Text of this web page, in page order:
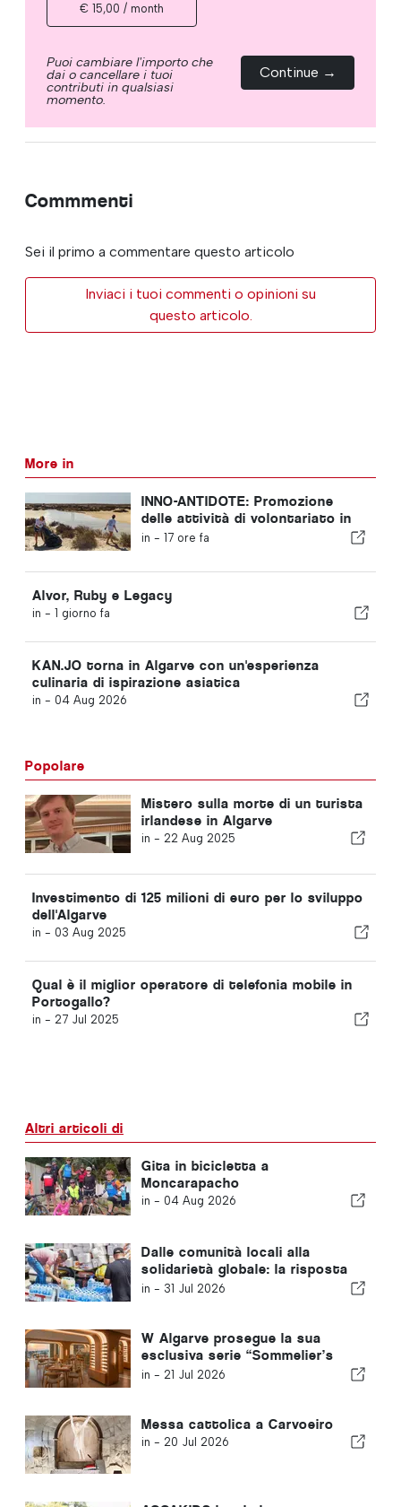
€ 15,00 / month
Puoi cambiare l'importo che
dai o cancellare i tuoi
contributi in qualsiasi
momento.
Continue →
Commmenti
Sei il primo a commentare questo articolo
Inviaci i tuoi commenti o opinioni su
questo articolo.
More in
INNO-ANTIDOTE: Promozione
delle attività di volontariato in
Portogallo
in - 17 ore fa
Alvor, Ruby e Legacy
in - 1 giorno fa
KAN.JO torna in Algarve con un'esperienza
culinaria di ispirazione asiatica
in - 04 Aug 2026
Popolare
Mistero sulla morte di un turista
irlandese in Algarve
in - 22 Aug 2025
Investimento di 125 milioni di euro per lo sviluppo
dell'Algarve
in - 03 Aug 2025
Qual è il miglior operatore di telefonia mobile in
Portogallo?
in - 27 Jul 2025
Altri articoli di
Gita in bicicletta a
Moncarapacho
in - 04 Aug 2026
Dalle comunità locali alla
solidarietà globale: la risposta
collettiva dopo i terremoti in
in - 31 Jul 2026
W Algarve prosegue la sua
esclusiva serie “Sommelier’s
Table” con Buçaco
in - 21 Jul 2026
Messa cattolica a Carvoeiro
in - 20 Jul 2026